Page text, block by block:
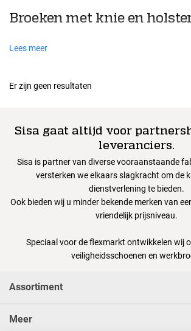
Broeken met knie en
Lees meer
Er zijn geen resultaten
Sisa gaat altijd voor
leveranciers.
Sisa is partner van diverse vooraanstaande
versterken we elkaars slagkracht om de
dienstverlening te bieden.
Ook bieden wij u minder bekende merken van
vriendelijk prijsniveau.
Speciaal voor de flexmarkt ontwikkelen wij
veiligheidsschoenen en
Assortiment
Meer